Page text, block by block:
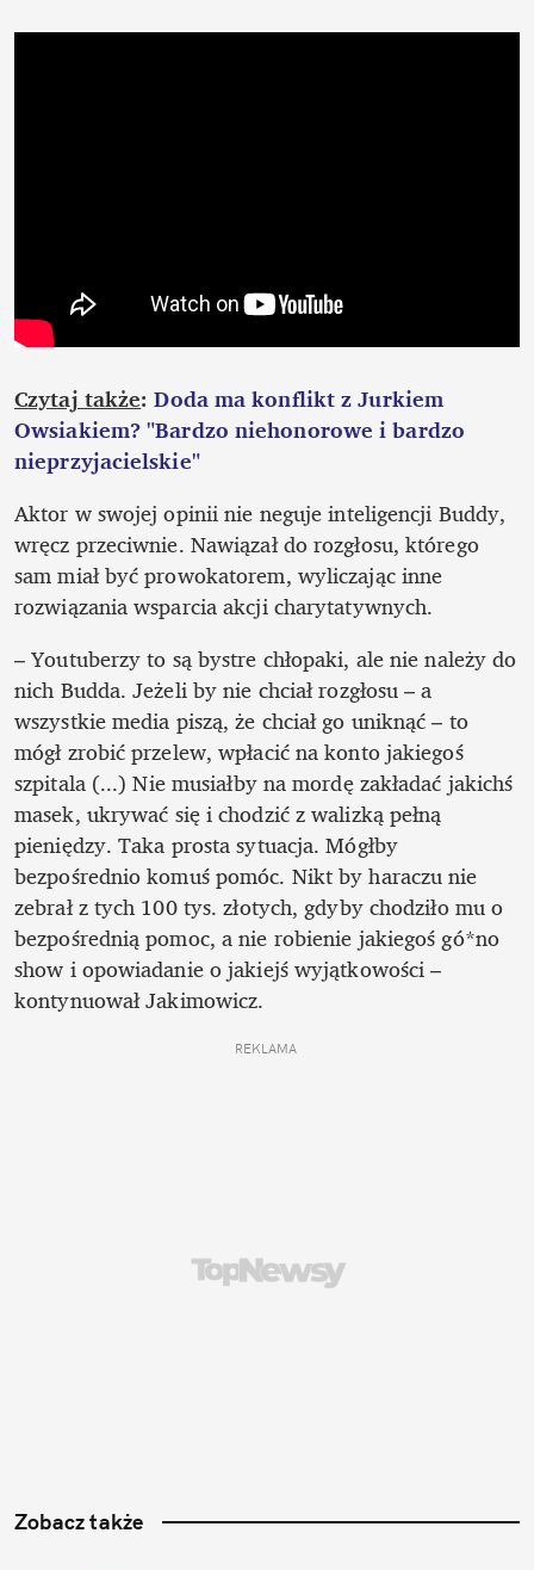
Czytaj także: Doda ma konflikt z Jurkiem
Owsiakiem? "Bardzo niehonorowe i bardzo
nieprzyjacielskie"
Aktor w swojej opinii nie neguje inteligencji Buddy,
wręcz przeciwnie. Nawiązał do rozgłosu, którego
sam miał być prowokatorem, wyliczając inne
rozwiązania wsparcia akcji charytatywnych.
– Youtuberzy to są bystre chłopaki, ale nie należy do
nich Budda. Jeżeli by nie chciał rozgłosu – a
wszystkie media piszą, że chciał go uniknąć – to
mógł zrobić przelew, wpłacić na konto jakiegoś
szpitala (...) Nie musiałby na mordę zakładać jakichś
masek, ukrywać się i chodzić z walizką pełną
pieniędzy. Taka prosta sytuacja. Mógłby
bezpośrednio komuś pomóc. Nikt by haraczu nie
zebrał z tych 100 tys. złotych, gdyby chodziło mu o
bezpośrednią pomoc, a nie robienie jakiegoś gó*no
show i opowiadanie o jakiejś wyjątkowości –
kontynuował Jakimowicz.
REKLAMA
Zobacz także